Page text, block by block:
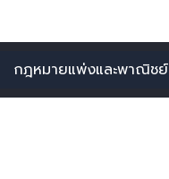
กฎหมายแพ่งและพาณิชย์